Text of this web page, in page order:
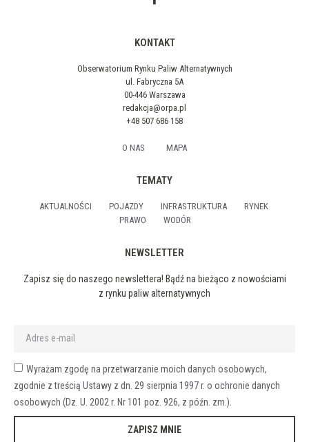
KONTAKT
Obserwatorium Rynku Paliw Alternatywnych
ul. Fabryczna 5A
00-446 Warszawa
redakcja@orpa.pl
+48 507 686 158
O NAS MAPA
TEMATY
AKTUALNOŚCI POJAZDY INFRASTRUKTURA
RYNEK
PRAWO
WODÓR
NEWSLETTER
Zapisz się do naszego newslettera! Bądź na bieżąco z nowościami
z rynku paliw alternatywnych
Wyrażam zgodę na przetwarzanie moich danych osobowych,
zgodnie z treścią Ustawy z dn. 29 sierpnia 1997 r. o ochronie danych
osobowych (Dz. U. 2002 r. Nr 101 poz. 926, z późn. zm.).
ZAPISZ MNIE